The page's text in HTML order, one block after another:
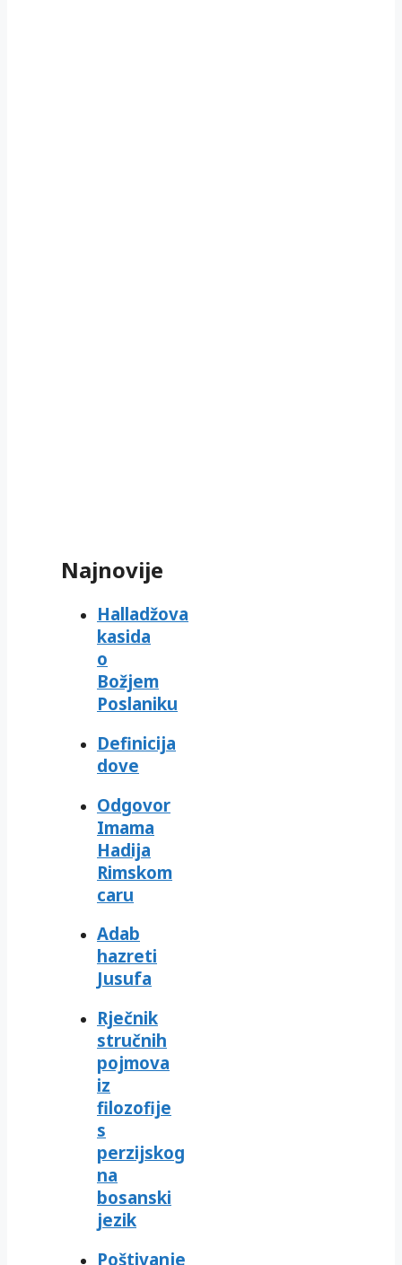
Najnovije
Halladžova
kasida
o
Božjem
Poslaniku
Definicija
dove
Odgovor
Imama
Hadija
Rimskom
caru
Adab
hazreti
Jusufa
Rječnik
stručnih
pojmova
iz
filozofije
s
perzijskog
na
bosanski
jezik
Poštivanje